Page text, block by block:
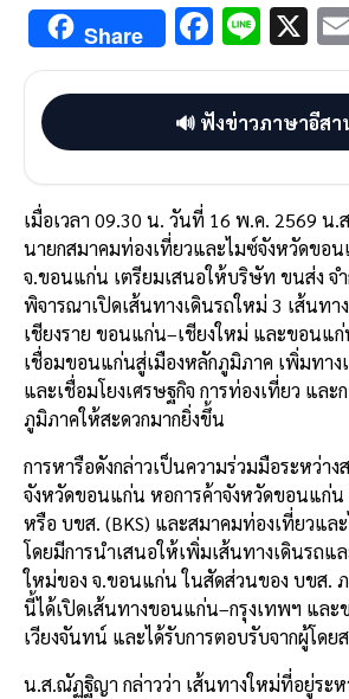
Share F
ac
e
b
o
o
k
Li
n
e
X
🔊 ฟังข่าวภาษาอีสา
เมื่อเวลา 09.30 น. วันที่ 16 พ.ค. 2569
นายกสมาคมท่องเที่ยวและไมซ์จังหวัดขอน
จ.ขอนแก่น เตรียมเสนอให้บริษัท ขนส่ง จ
พิจารณาเปิดเส้นทางเดินรถใหม่ 3 เส้นท
เชียงราย ขอนแก่น–เชียงใหม่ และขอนแ
เชื่อมขอนแก่นสู่เมืองหลักภูมิภาค เพิ่มทาง
และเชื่อมโยงเศรษฐกิจ การท่องเที่ยว และ
ภูมิภาคให้สะดวกมากยิ่งขึ้น
การหารือดังกล่าวเป็นความร่วมมือระหว่า
จังหวัดขอนแก่น หอการค้าจังหวัดขอนแก่
หรือ บขส. (BKS) และสมาคมท่องเที่ยวแล
โดยมีการนำเสนอให้เพิ่มเส้นทางเดินรถแ
ใหม่ของ จ.ขอนแก่น ในสัดส่วนของ บขส.
นี้ได้เปิดเส้นทางขอนแก่น–กรุงเทพฯ แล
เวียงจันทน์ และได้รับการตอบรับจากผู้โดย
น.ส.ณัฏฐิญา กล่าวว่า เส้นทางใหม่ที่อยู่ระห